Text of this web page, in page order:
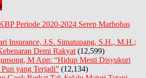
Periode 2020-2024 Serep Marhobas
Insurance, J.S. Simatupang, S.H., M.H.;
Demi Rakyat (12,599)
M App: “Hidup Mesti Disyukuri
yang Terjadi” (12,134)